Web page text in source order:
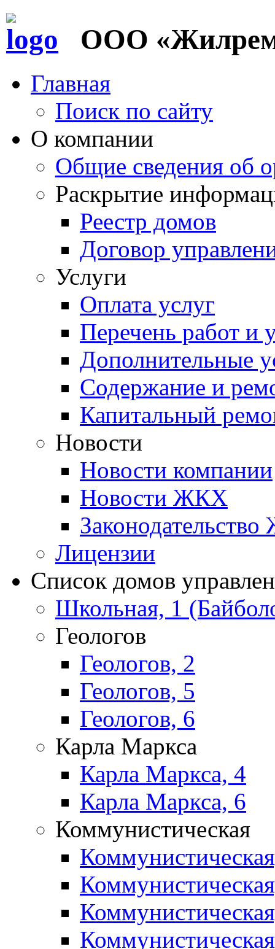
ООО
Главная
Поиск по сайту
О компании
Общие сведения об
Раскрытие
Реестр домов
Договор
Услуги
Оплата услуг
Перечень работ и
Дополнительные
Содержание и
Капитальный
Новости
Новости компании
Новости ЖКХ
Лицензии
Список домов
Школьная, 1
Геологов
Геологов, 2
Геологов, 5
Геологов, 6
Карла Маркса
Карла Маркса, 4
Карла Маркса, 6
Коммунистическая